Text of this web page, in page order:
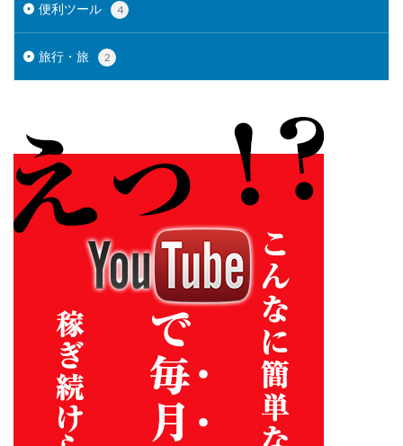
便利ツール 4
旅行・旅 2